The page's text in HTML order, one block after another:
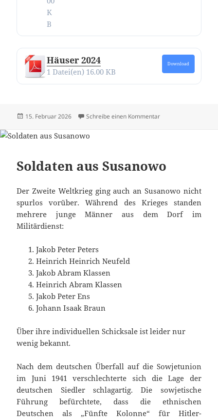
K
B
Häuser 2024
1 Datei(en) 16.00 KB
Download
Veröffentlicht
15. Februar 2026 Schreibe einen Kommentarzu Alle Texte und
Soldaten aus Susanowo
Der Zweite Weltkrieg ging auch an Susanowo nicht
spurlos vorüber. Während des Krieges standen
mehrere junge Männer aus dem Dorf im
Militärdienst:
Jakob Peter Peters
Heinrich Heinrich Neufeld
Jakob Abram Klassen
Heinrich Abram Klassen
Jakob Peter Ens
Johann Isaak Braun
Über ihre individuellen Schicksale ist leider nur
wenig bekannt.
Nach dem deutschen Überfall auf die Sowjetunion
im Juni 1941 verschlechterte sich die Lage der
deutschen Siedler schlagartig. Die sowjetische
Führung befürchtete, dass die ethnischen
Deutschen als „Fünfte Kolonne“ für Hitler-